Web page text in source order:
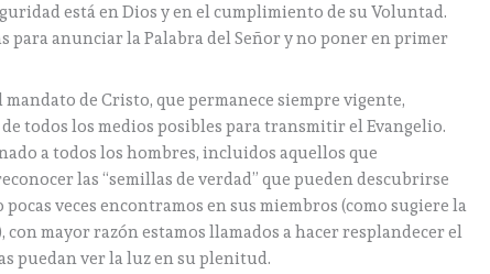
está en Dios y en el cumplimiento de su Voluntad.
para anunciar la Palabra del Señor y no poner en primer
de Cristo, que permanece siempre vigente,
todos los medios posibles para transmitir el Evangelio.
a todos los hombres, incluidos aquellos que
las “semillas de verdad” que pueden descubrirse
veces encontramos en sus miembros (como sugiere la
mayor razón estamos llamados a hacer resplandecer el
puedan ver la luz en su plenitud.